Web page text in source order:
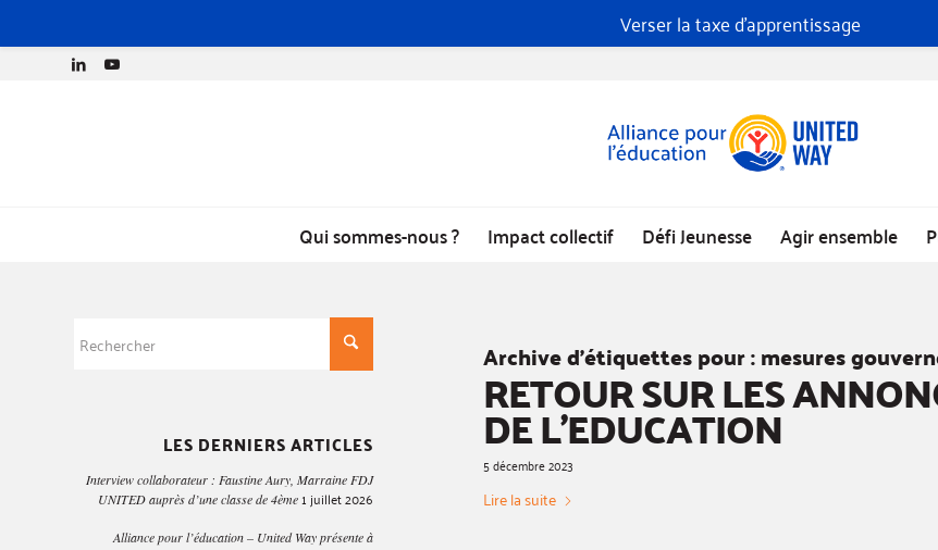
Qui sommes-nous ? Impact collectif Défi Jeunesse Agir ensemble
Archive d’étiquettes pour :mesures
RETOUR SUR LES
DE L’EDUCATION
5 décembre 2023
Lire la suite
LES DERNIERS ARTICLES
Interview collaborateur : Faustine Aury, Marraine FDJ
UNITED auprès d’une classe de 4ème 1 juillet 2026
Alliance pour l’éducation – United Way présente à
Verser la taxe d'apprentissage